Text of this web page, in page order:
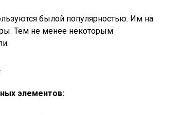
былой популярностью. Им на
Тем не менее некоторым
элементов: